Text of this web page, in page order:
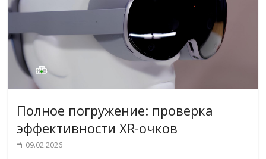
Полное погружение: проверка
эффективности XR-очков
09.02.2026